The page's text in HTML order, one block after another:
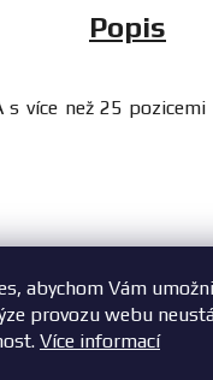
abychom Vám
provozu webu
Více informací
Popis
s více než 25
+420